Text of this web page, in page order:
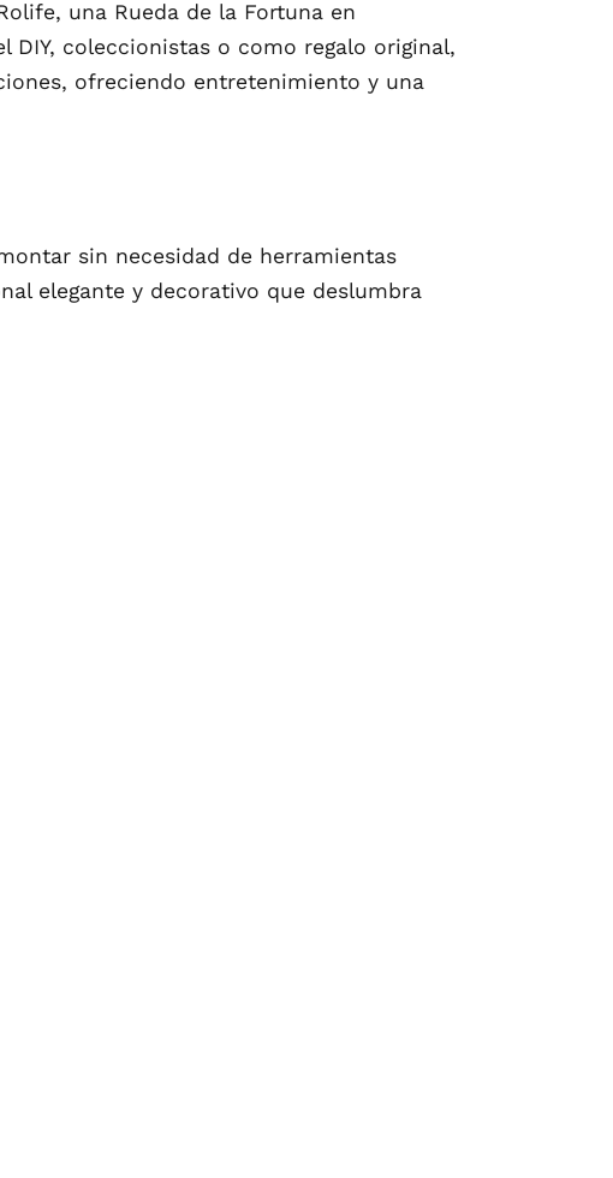
una Rueda de la Fortuna en
coleccionistas o como regalo original,
ofreciendo entretenimiento y una
sin necesidad de herramientas
elegante y decorativo que deslumbra